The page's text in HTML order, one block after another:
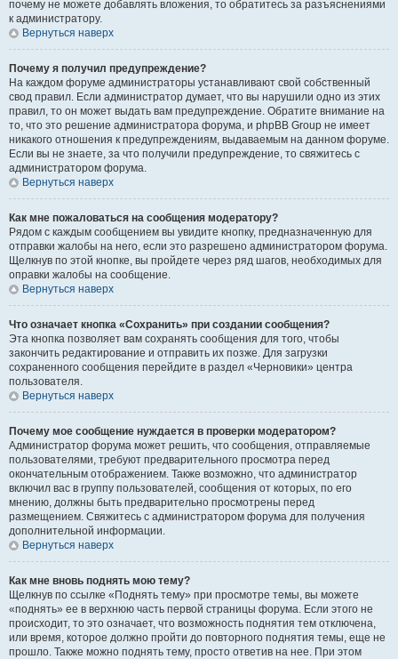
почему не можете добавлять вложения, то обратитесь за разъяснениями
к администратору.
Вернуться наверх
Почему я получил предупреждение?
На каждом форуме администраторы устанавливают свой собственный
свод правил. Если администратор думает, что вы нарушили одно из этих
правил, то он может выдать вам предупреждение. Обратите внимание на
то, что это решение администратора форума, и phpBB Group не имеет
никакого отношения к предупреждениям, выдаваемым на данном форуме.
Если вы не знаете, за что получили предупреждение, то свяжитесь с
администратором форума.
Вернуться наверх
Как мне пожаловаться на сообщения модератору?
Рядом с каждым сообщением вы увидите кнопку, предназначенную для
отправки жалобы на него, если это разрешено администратором форума.
Щелкнув по этой кнопке, вы пройдете через ряд шагов, необходимых для
оправки жалобы на сообщение.
Вернуться наверх
Что означает кнопка «Сохранить» при создании сообщения?
Эта кнопка позволяет вам сохранять сообщения для того, чтобы
закончить редактирование и отправить их позже. Для загрузки
сохраненного сообщения перейдите в раздел «Черновики» центра
пользователя.
Вернуться наверх
Почему мое сообщение нуждается в проверки модератором?
Администратор форума может решить, что сообщения, отправляемые
пользователями, требуют предварительного просмотра перед
окончательным отображением. Также возможно, что администратор
включил вас в группу пользователей, сообщения от которых, по его
мнению, должны быть предварительно просмотрены перед
размещением. Свяжитесь с администратором форума для получения
дополнительной информации.
Вернуться наверх
Как мне вновь поднять мою тему?
Щелкнув по ссылке «Поднять тему» при просмотре темы, вы можете
«поднять» ее в верхнюю часть первой страницы форума. Если этого не
происходит, то это означает, что возможность поднятия тем отключена,
или время, которое должно пройти до повторного поднятия темы, еще не
прошло. Также можно поднять тему, просто ответив на нее. При этом